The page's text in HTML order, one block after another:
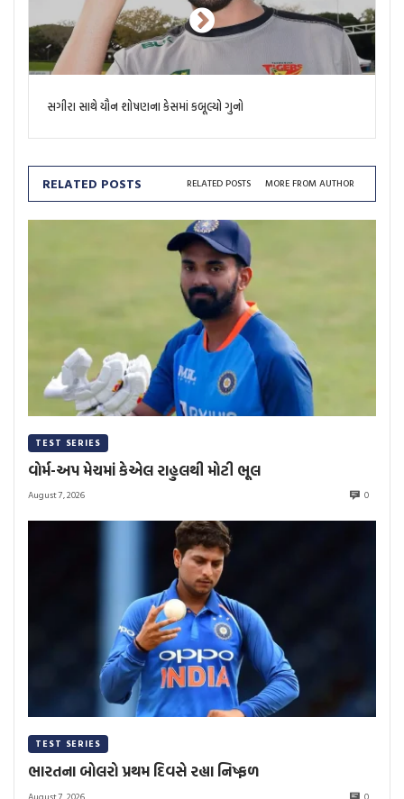
સગીરા સાથે યૌન શોષણના કેસમાં કબૂલ્યો ગુનો
RELATED POSTS RELATED POSTS MORE FROM AUTHOR
TEST SERIES
વોર્મ-અપ મેચમાં કેએલ રાહુલથી મોટી ભૂલ
August 7, 2026 0
TEST SERIES
ભારતના બોલરો પ્રથમ દિવસે રહ્યા નિષ્ફળ